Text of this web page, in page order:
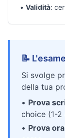
• Validità:
📝
Si svolge
della tua
• Prova
choice (1-2
• Prova